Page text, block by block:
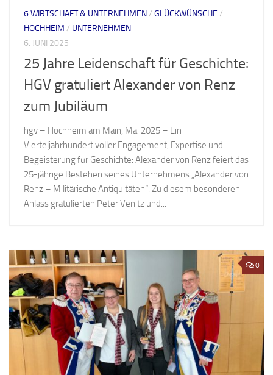
6 WIRTSCHAFT & UNTERNEHMEN/ GLÜCKWÜNSCHE /
HOCHHEIM / UNTERNEHMEN
6. JUNI 2025
25 Jahre Leidenschaft für Geschichte:
HGV gratuliert Alexander von Renz
zum Jubiläum
hgv – Hochheim am Main, Mai 2025 – Ein
Vierteljahrhundert voller Engagement, Expertise und
Begeisterung für Geschichte: Alexander von Renz feiert das
25-jährige Bestehen seines Unternehmens „Alexander von
Renz – Militärische Antiquitäten“. Zu diesem besonderen
Anlass gratulierten Peter Venitz und...
0